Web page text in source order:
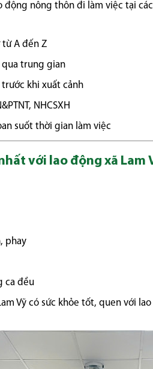
động nông thôn đi làm việc tại
từ A đến Z
qua trung gian
khi xuất cảnh
NHCSXH
suốt thời gian làm việc
với lao động xã Lam
phay
ca đều
Vỹ có sức khỏe tốt, quen với